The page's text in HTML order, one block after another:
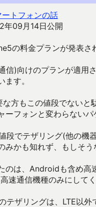
ートフォンの話
年09月14日公開
の料金プランが発表さ
信)向けのプランが適用
ます。
な方もこの値段でないと
ーフォンと変わらない
段でテザリング(他の機
みかも知れず、もしそう
のは、Androidも含め高
速通信機種のみにして
テザリングは、LTE以